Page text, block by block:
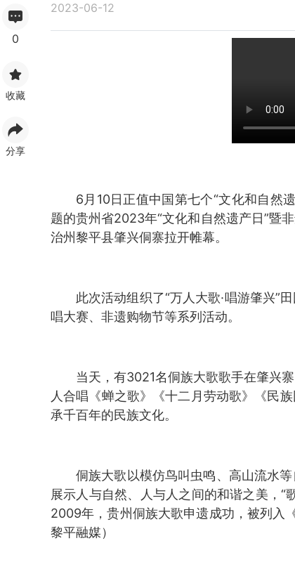
0
收藏
分享
2023-06-12
6月10日正值中国第七个“文化和自然
题的贵州省2023年“文化和自然遗产日”暨
治州黎平县肇兴侗寨拉开帷幕。
此次活动组织了“万人大歌·唱游肇兴”
唱大赛、非遗购物节等系列活动。
当天，有3021名侗族大歌歌手在肇兴
人合唱《蝉之歌》《十二月劳动歌》《民
承千百年的民族文化。
侗族大歌以模仿鸟叫虫鸣、高山流水
展示人与自然、人与人之间的和谐之美，“
2009年，贵州侗族大歌申遗成功，被列入
黎平融媒）